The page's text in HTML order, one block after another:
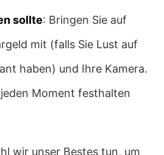
sollte: Bringen Sie auf
mit (falls Sie Lust auf
haben) und Ihre Kamera.
Moment festhalten
wir unser Bestes tun, um